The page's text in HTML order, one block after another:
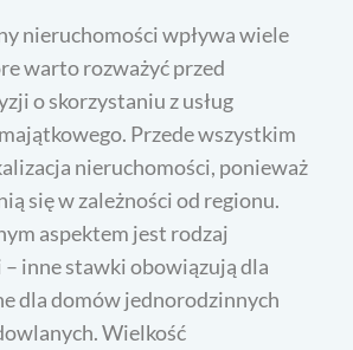
nieruchomości wpływa wiele
warto rozważyć przed
o skorzystaniu z usług
Przede wszystkim
nieruchomości, ponieważ
się w zależności od regionu.
aspektem jest rodzaj
inne stawki obowiązują dla
dla domów jednorodzinnych
Wielkość